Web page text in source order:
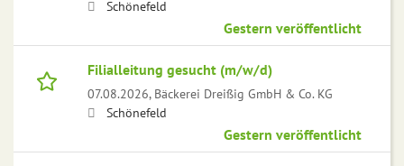
Schönefeld
Gestern veröffentlicht
Filialleitung gesucht (m/w/d)
07.08.2026, Bäckerei Dreißig GmbH & Co. KG
Schönefeld
Gestern veröffentlicht